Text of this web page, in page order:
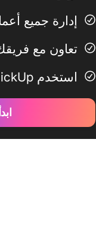
إدارة جميع
تعاون مع
استخدم ClickUp مجانًا—إلى الأبد